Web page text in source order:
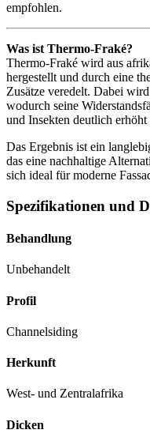
empfohlen.
Was ist Thermo-Fraké?
Thermo-Fraké wird aus
hergestellt und durch eine
Zusätze veredelt. Dabei
wodurch seine
und Insekten deutlich
Das Ergebnis ist ein
das eine nachhaltige
sich ideal für moderne
Spezifikationen und
Behandlung
Unbehandelt
Profil
Channelsiding
Herkunft
West- und Zentralafrika
Dicken